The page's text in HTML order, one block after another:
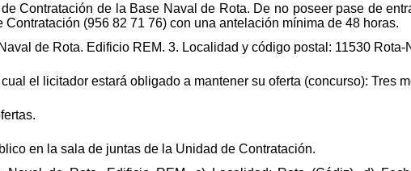
Contratación de la Base Naval de Rota. De no poseer pase de
(956 82 71 76) con una antelación mínima de 48 horas.
de Rota. Edificio REM. 3. Localidad y código postal: 11530 Rota-
el licitador estará obligado a mantener su oferta (concurso): Tres
en la sala de juntas de la Unidad de Contratación.